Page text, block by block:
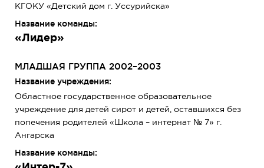
КГОКУ «Детский дом г. Уссурийска»
Название команды:
«Лидер»
МЛАДШАЯ ГРУППА 2002–2003
Название учреждения:
Областное государственное образовательное
учреждение для детей сирот и детей, оставшихся без
попечения родителей «Школа – интернат № 7» г.
Ангарска
Название команды: